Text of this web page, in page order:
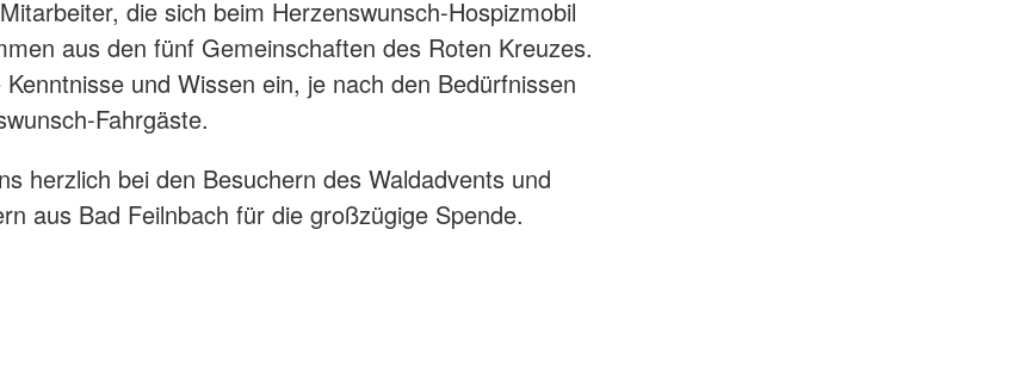
die sich beim Herzenswunsch-Hospizmobil
aus den fünf Gemeinschaften des Roten Kreuzes.
und Wissen ein, je nach den Bedürfnissen
Fahrgäste.
herzlich bei den Besuchern des Waldadvents und
aus Bad Feilnbach für die großzügige Spende.